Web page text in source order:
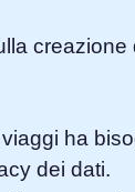
ha
dei dati.